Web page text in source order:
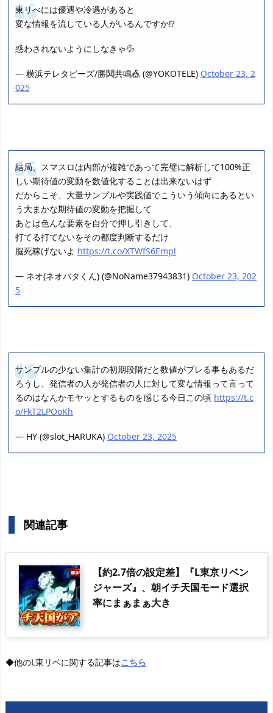
東リべには優遇や冷遇があると
変な情報を流している人がいるんですか⁉️
惑わされないようにしなきゃ💦
— 横浜テレタビーズ/勝鬨共鳴🎪 (@YOKOTELE) October 23, 2
025
結局、スマスロは内部が複雑であって完璧に解析して100%正
しい期待値の変動を数値化することは出来ないはず
だからこそ、大量サンプルや実践値でこういう傾向にあるとい
う大まかな期待値の変動を把握して
あとは色んな要素を自分で押し引きして、
打てる打てないをその都度判断するだけ
脳死稼げないよ https://t.co/XTWfS6Empl
— ネオ(ネオバタくん) (@NoName37943831) October 23, 202
5
サンプルの少ない集計の初期段階だと数値がブレる事もあるだ
ろうし、発信者の人が発信者の人に対して変な情報って言って
るのはなんかモヤッとするものを感じる今日この頃 https://t.c
o/FkT2LPOoKh
— HY (@slot_HARUKA) October 23, 2025
関連記事
【約2.7倍の設定差】『L東京リベン
ジャーズ』、朝イチ天国モード選択
率にまぁまぁ大き
◆他のL東リベに関する記事はこちら